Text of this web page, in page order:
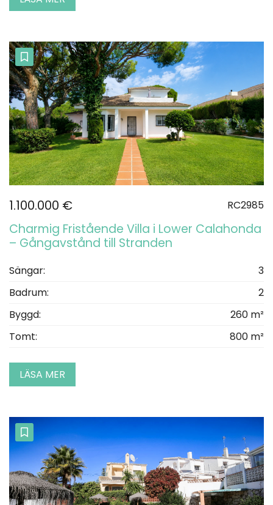
1.100.000 € RC2985
Charmig Fristående Villa i Lower Calahonda
– Gångavstånd till Stranden
Sängar:
3
Badrum:
2
Byggd:
260 m²
Tomt:
800 m²
LÄSA MER